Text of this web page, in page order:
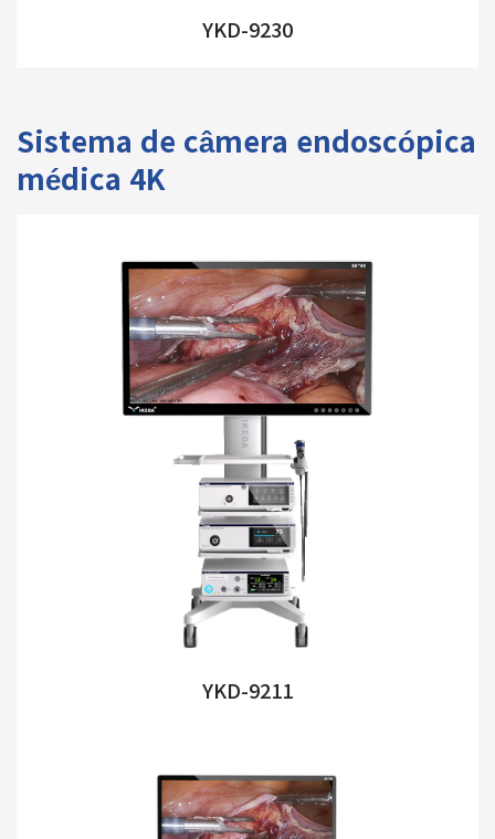
YKD-9230
Sistema de câmera endoscópica
médica 4K
YKD-9211